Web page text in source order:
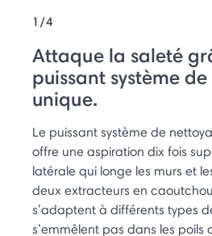
1/4
Attaque la saleté
puissant système
unique.
Le puissant système de
offre une aspiration dix fois
latérale qui longe les murs et
deux extracteurs en
s’adaptent à différents types
s’emmêlent pas dans les poils